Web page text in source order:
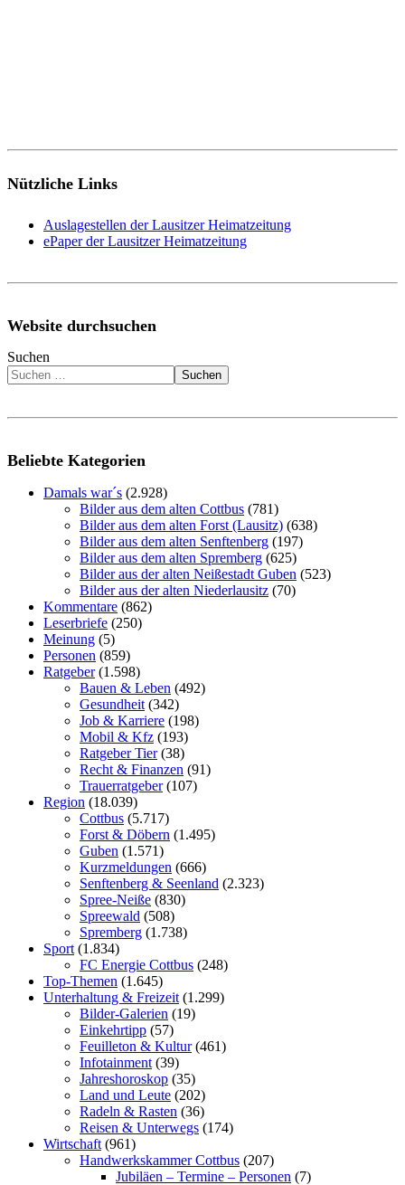
Nützliche Links
Auslagestellen der Lausitzer Heimatzeitung
ePaper der Lausitzer Heimatzeitung
Website durchsuchen
Suchen
Suchen
Beliebte Kategorien
Damals war´s (2.928)
Bilder aus dem alten Cottbus (781)
Bilder aus dem alten Forst (Lausitz) (638)
Bilder aus dem alten Senftenberg (197)
Bilder aus dem alten Spremberg (625)
Bilder aus der alten Neißestadt Guben (523)
Bilder aus der alten Niederlausitz (70)
Kommentare (862)
Leserbriefe (250)
Meinung (5)
Personen (859)
Ratgeber(1.598)
Bauen & Leben (492)
Gesundheit (342)
Job & Karriere (198)
Mobil & Kfz (193)
Ratgeber Tier(38)
Recht & Finanzen (91)
Trauerratgeber(107)
Region (18.039)
Cottbus (5.717)
Forst & Döbern (1.495)
Guben (1.571)
Kurzmeldungen (666)
Senftenberg & Seenland (2.323)
Spree-Neiße (830)
Spreewald (508)
Spremberg (1.738)
Sport (1.834)
FC Energie Cottbus (248)
Top-Themen (1.645)
Unterhaltung & Freizeit (1.299)
Bilder-Galerien (19)
Einkehrtipp (57)
Feuilleton & Kultur(461)
Infotainment (39)
Jahreshoroskop (35)
Land und Leute (202)
Radeln & Rasten (36)
Reisen & Unterwegs (174)
Wirtschaft (961)
Handwerkskammer Cottbus (207)
Jubiläen – Termine – Personen (7)